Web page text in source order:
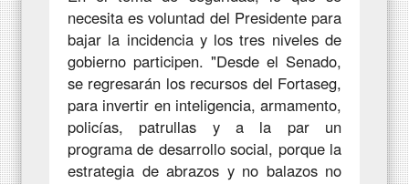
necesita es voluntad del Presidente para
bajar la incidencia y los tres niveles de
gobierno participen. "Desde el Senado,
se regresarán los recursos del Fortaseg,
para invertir en inteligencia, armamento,
policías, patrullas y a la par un
programa de desarrollo social, porque la
estrategia de abrazos y no balazos no